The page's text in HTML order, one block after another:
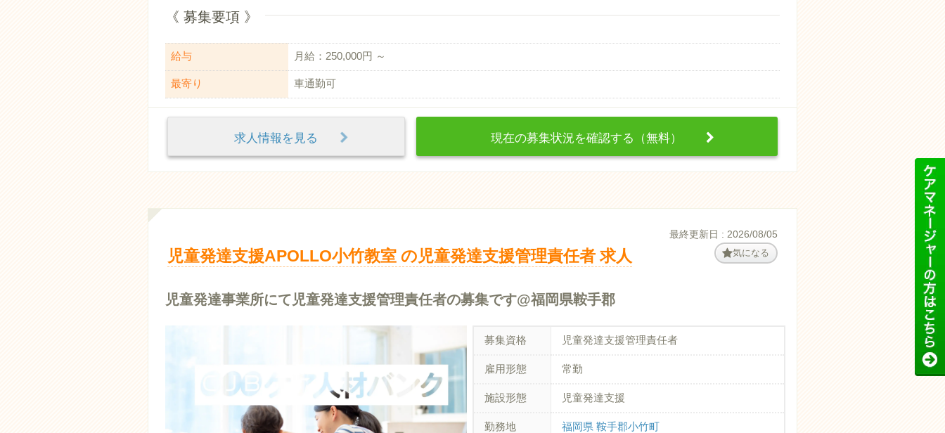
《 募集要項 》
給与 月給：250,000円 ～
最寄り 車通勤可
求人情報を見る 現在の募集状況を確認する（無料）
最終更新日 : 2026/08/05
児童発達支援APOLLO小竹教室 の児童発達支援管理責任者 求人 気になる
児童発達事業所にて児童発達支援管理責任者の募集です@福岡県鞍手郡
募集資格 児童発達支援管理責任者
雇用形態 常勤
施設形態 児童発達支援
勤務地 福岡県 鞍手郡小竹町